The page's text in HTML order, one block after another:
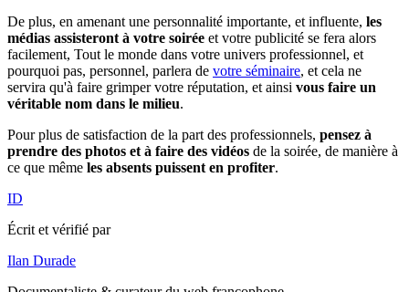
De plus, en amenant une personnalité importante, et influente, les
médias assisteront à votre soirée et votre publicité se fera alors
facilement, Tout le monde dans votre univers professionnel, et
pourquoi pas, personnel, parlera de votre séminaire, et cela ne
servira qu'à faire grimper votre réputation, et ainsi vous faire un
véritable nom dans le milieu.
Pour plus de satisfaction de la part des professionnels, pensez à
prendre des photos et à faire des vidéos de la soirée, de manière à
ce que même les absents puissent en profiter.
ID
Écrit et vérifié par
Ilan Durade